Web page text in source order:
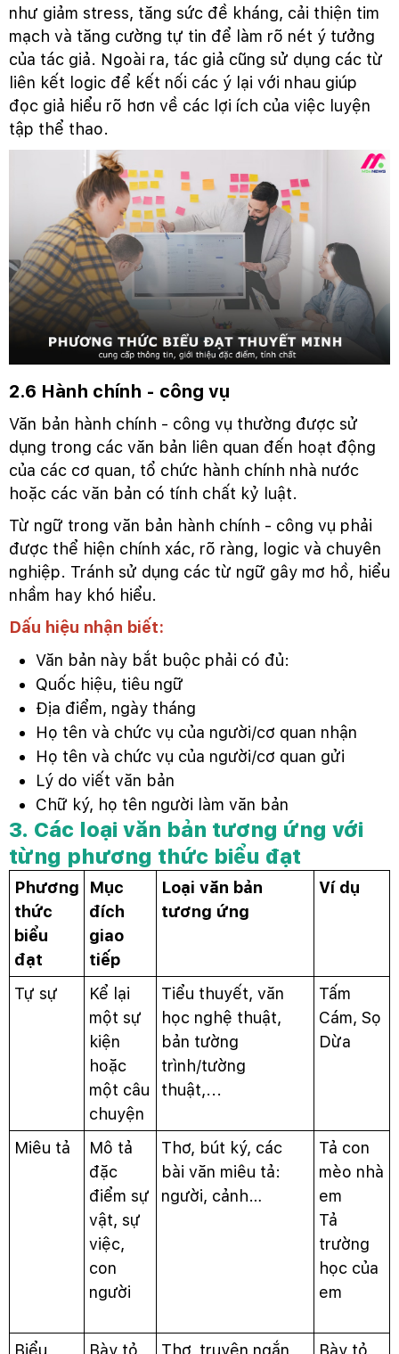
như giảm stress, tăng sức đề kháng, cải thiện tim
mạch và tăng cường tự tin để làm rõ nét ý tưởng
của tác giả. Ngoài ra, tác giả cũng sử dụng các từ
liên kết logic để kết nối các ý lại với nhau giúp
đọc giả hiểu rõ hơn về các lợi ích của việc luyện
tập thể thao.
2.6 Hành chính - công vụ
Văn bản hành chính - công vụ thường được sử
dụng trong các văn bản liên quan đến hoạt động
của các cơ quan, tổ chức hành chính nhà nước
hoặc các văn bản có tính chất kỷ luật.
Từ ngữ trong văn bản hành chính - công vụ phải
được thể hiện chính xác, rõ ràng, logic và chuyên
nghiệp. Tránh sử dụng các từ ngữ gây mơ hồ, hiểu
nhầm hay khó hiểu.
Dấu hiệu nhận biết:
Văn bản này bắt buộc phải có đủ:
Quốc hiệu, tiêu ngữ
Địa điểm, ngày tháng
Họ tên và chức vụ của người/cơ quan nhận
Họ tên và chức vụ của người/cơ quan gửi
Lý do viết văn bản
Chữ ký, họ tên người làm văn bản
3. Các loại văn bản tương ứng với
từng phương thức biểu đạt
Phương
thức
biểu
đạt
Mục
đích
giao
tiếp
Loại văn bản
tương ứng
Ví dụ
Tự sự
Kể lại
một sự
kiện
hoặc
một câu
chuyện
Tiểu thuyết, văn
học nghệ thuật,
bản tường
trình/tường
thuật,...
Tấm
Cám, Sọ
Dừa
Miêu tả
Mô tả
đặc
điểm sự
vật, sự
việc,
con
người
Thơ, bút ký, các
bài văn miêu tả:
người, cảnh…
Tả con
mèo nhà
em
Tả
trường
học của
em
Biểu Bày tỏ Thơ, truyện ngắn, Bày tỏ